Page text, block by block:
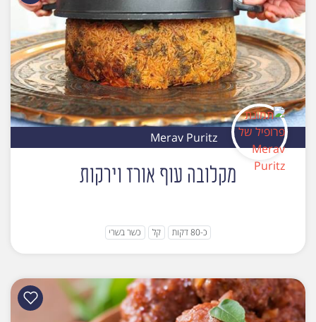
Merav Puritz
מקלובה עוף אורז וירקות
כ-80 דקות קל כשר בשרי